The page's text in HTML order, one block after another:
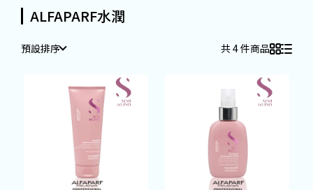
ALFAPARF水潤
預設排序 共 4 件商品